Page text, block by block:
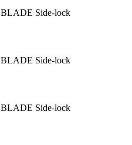
Side-lock
Side-lock
Side-lock